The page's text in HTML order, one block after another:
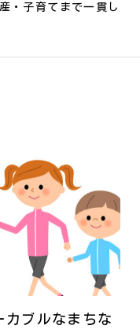
・子育てまで一貫し
カブルなまちな